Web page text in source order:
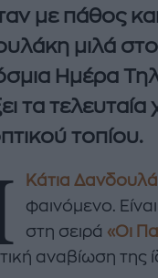
με πάθος
μιλά
Ημέρα
τα
τοπίου.
Κάτια
φαινόμενο.
στη σειρά «Οι
αναβίωση της
Point of View
ΑΠΟΣΤΟΛΟΠΟΥΛΟΥ